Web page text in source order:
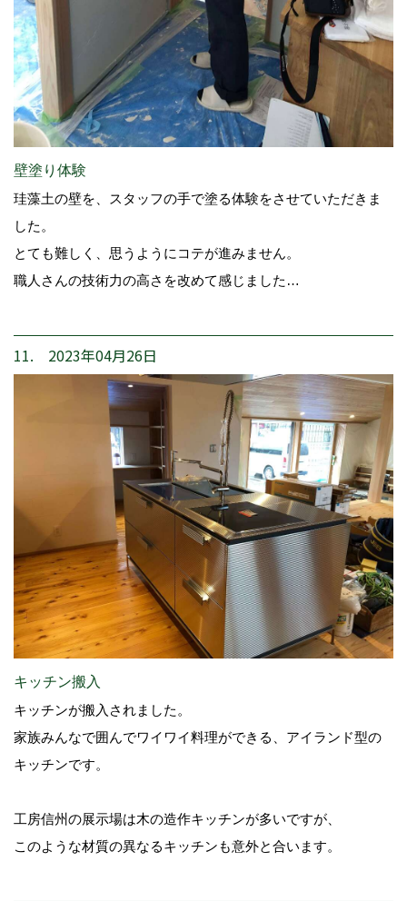
壁塗り体験
珪藻土の壁を、スタッフの手で塗る体験をさせていただきま
した。
とても難しく、思うようにコテが進みません。
職人さんの技術力の高さを改めて感じました…
11. 2023年04月26日
キッチン搬入
キッチンが搬入されました。
家族みんなで囲んでワイワイ料理ができる、アイランド型の
キッチンです。
工房信州の展示場は木の造作キッチンが多いですが、
このような材質の異なるキッチンも意外と合います。